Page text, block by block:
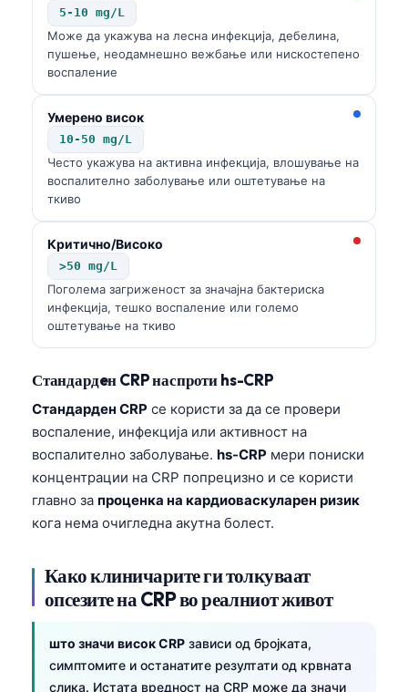
5-10 mg/L
Може да укажува на лесна инфекција, дебелина,
пушење, неодамнешно вежбање или нискостепено
воспаление
Умерено висок
10-50 mg/L
Често укажува на активна инфекција, влошување на
воспалително заболување или оштетување на
ткиво
Критично/Високо
>50 mg/L
Поголема загриженост за значајна бактериска
инфекција, тешко воспаление или големо
оштетување на ткиво
Стандардeн CRP наспроти hs-CRP
Стандардeн CRP се користи за да се провери
воспаление, инфекција или активност на
воспалително заболување. hs-CRP мери пониски
концентрации на CRP попрецизно и се користи
главно за проценка на кардиоваскуларен ризик
кога нема очигледна акутна болест.
Како клиничарите ги толкуваат
опсезите на CRP во реалниот живот
што значи висок CRP зависи од бројката,
симптомите и останатите резултати од крвната
слика. Истата вредност на CRP може да значи